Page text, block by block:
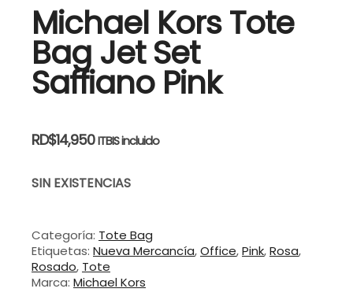
Michael Kors Tote
Bag Jet Set
Saffiano Pink
RD$14,950 ITBIS incluido
SIN EXISTENCIAS
Categoría: Tote Bag
Etiquetas: Nueva Mercancía,Office,Pink,Rosa,
Rosado, Tote
Marca: Michael Kors